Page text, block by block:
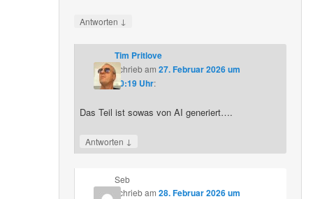
Antworten ↓
Tim Pritlove
schriebam 27. Februar 2026 um
20:19 Uhr:
Das Teil ist sowas von AI generiert….
Antworten ↓
Seb
schriebam 28. Februar 2026 um